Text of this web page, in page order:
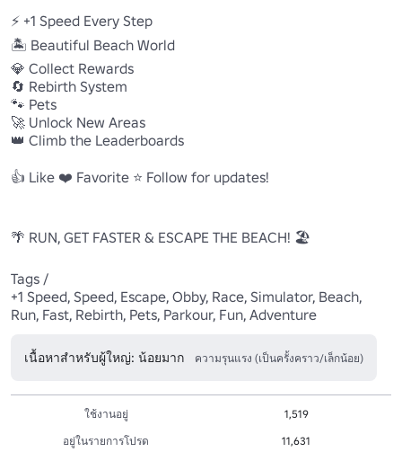
⚡ +1 Speed Every Step
🏝️ Beautiful Beach World
💎 Collect Rewards
🔄 Rebirth System
🐾 Pets
🚀 Unlock New Areas
👑 Climb the Leaderboards
👍 Like ❤️ Favorite ⭐ Follow for updates!
🌴 RUN, GET FASTER & ESCAPE THE BEACH! 🏖️
Tags /
+1 Speed, Speed, Escape, Obby, Race, Simulator, Beach,
Run, Fast, Rebirth, Pets, Parkour, Fun, Adventure
เนื้อหาสำหรับผู้ใหญ่: น้อยมาก ความรุนแรง (เป็นครั้งคราว/เล็กน้อย)
ใช้งานอยู่
1,519
อยู่ในรายการโปรด
11,631